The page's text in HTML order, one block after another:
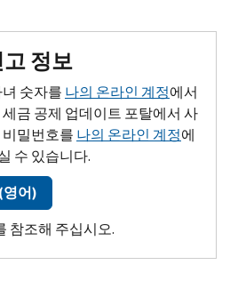
정보
숫자를 나의 온라인 계정에서
금 공제 업데이트 포탈에서 사
밀번호를 나의 온라인 계정에
수 있습니다.
영어)
참조해 주십시오.